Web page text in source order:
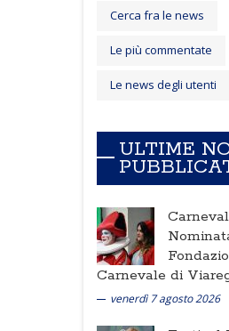
Cerca fra le news
Le più commentate
Le news degli utenti
ULTIME
Carnevale di
venerdì 7 agosto 2026